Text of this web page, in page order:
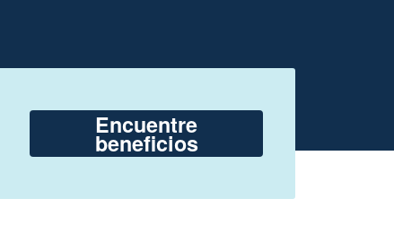
Encuentre
beneficios